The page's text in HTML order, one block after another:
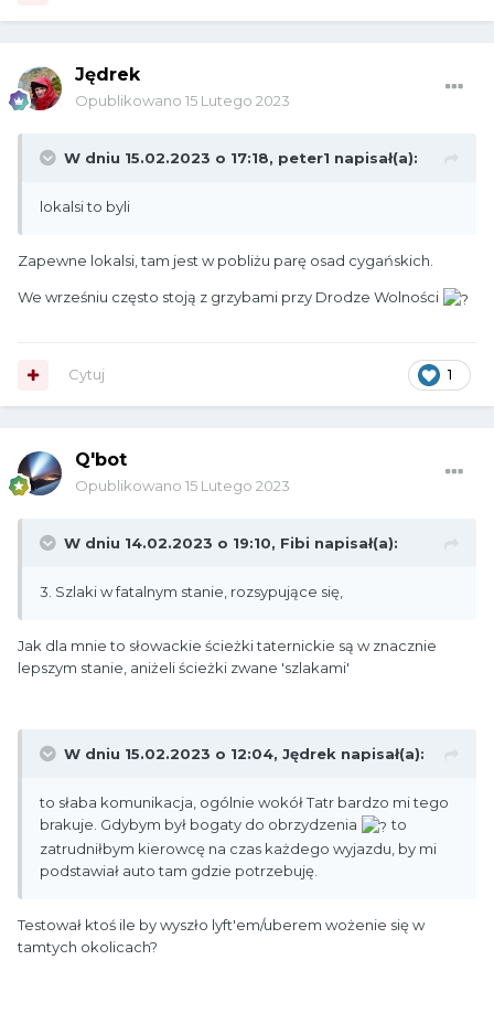
Jędrek
Opublikowano 15 Lutego 2023
W dniu 15.02.2023 o 17:18, peter1 napisał(a):
lokalsi to byli
Zapewne lokalsi, tam jest w pobliżu parę osad cygańskich.
We wrześniu często stoją z grzybami przy Drodze Wolności
1
Cytuj
Q'bot
Opublikowano 15 Lutego 2023
W dniu 14.02.2023 o 19:10, Fibi napisał(a):
3. Szlaki w fatalnym stanie, rozsypujące się,
Jak dla mnie to słowackie ścieżki taternickie są w znacznie
lepszym stanie, aniżeli ścieżki zwane 'szlakami'
W dniu 15.02.2023 o 12:04, Jędrek napisał(a):
to słaba komunikacja, ogólnie wokół Tatr bardzo mi tego
brakuje. Gdybym był bogaty do obrzydzenia
to
zatrudniłbym kierowcę na czas każdego wyjazdu, by mi
podstawiał auto tam gdzie potrzebuję.
Testował ktoś ile by wyszło lyft'em/uberem wożenie się w
tamtych okolicach?